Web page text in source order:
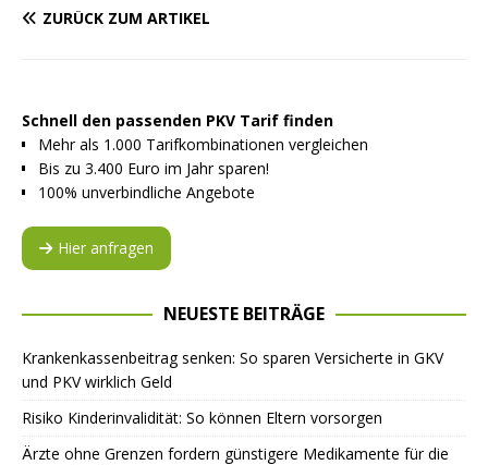
ZURÜCK ZUM ARTIKEL
Schnell den passenden PKV Tarif finden
Mehr als 1.000 Tarifkombinationen vergleichen
Bis zu 3.400 Euro im Jahr sparen!
100% unverbindliche Angebote
Hier anfragen
NEUESTE BEITRÄGE
Krankenkassenbeitrag senken: So sparen Versicherte in GKV
und PKV wirklich Geld
Risiko Kinderinvalidität: So können Eltern vorsorgen
Ärzte ohne Grenzen fordern günstigere Medikamente für die